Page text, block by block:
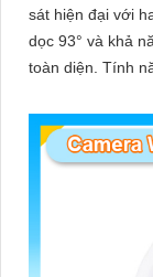
sát hiện đại với
dọc 93° và khả
toàn diện. Tính năng AI thông minh giúp phát hiện và theo